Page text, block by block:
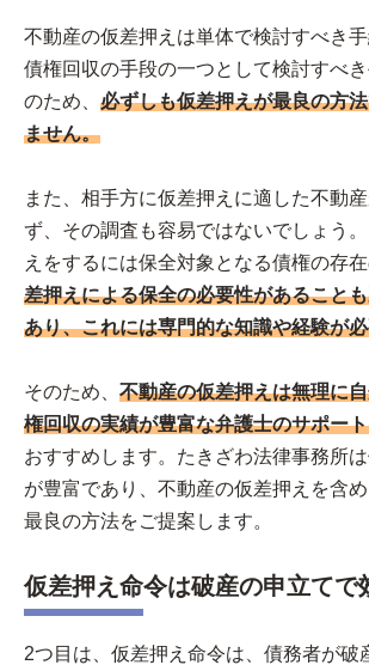
不動産の仮差押えは単体で検討すべき手
債権回収の手段の一つとして検討すべ
のため、 必ずしも仮差押えが最良の方
ません。
また、相手方に仮差押えに適した不動
ず、その調査も容易ではないでしょう
えをするには保全対象となる債権の存在
差押えによる保全の必要性があること
あり、これには専門的な知識や経験が
そのため、 不動産の仮差押えは無理に
権回収の実績が豊富な弁護士のサポー
おすすめします。たきざわ法律事務所
が豊富であり、不動産の仮差押えを含
最良の方法をご提案します。
仮差押え命令は破産の申立てで
2つ目は、仮差押え命令は、債務者が破